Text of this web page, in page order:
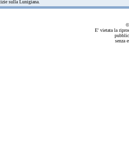
sulla Lunigiana.
©
E' vietata la
senza